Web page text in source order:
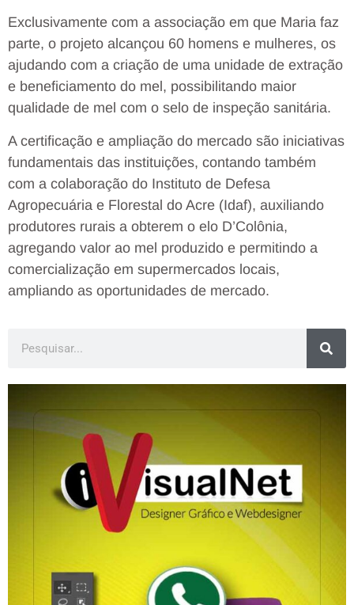
Exclusivamente com a associação em que Maria faz
parte, o projeto alcançou 60 homens e mulheres, os
ajudando com a criação de uma unidade de extração
e beneficiamento do mel, possibilitando maior
qualidade de mel com o selo de inspeção sanitária.
A certificação e ampliação do mercado são iniciativas
fundamentais das instituições, contando também
com a colaboração do Instituto de Defesa
Agropecuária e Florestal do Acre (Idaf), auxiliando
produtores rurais a obterem o elo D’Colônia,
agregando valor ao mel produzido e permitindo a
comercialização em supermercados locais,
ampliando as oportunidades de mercado.